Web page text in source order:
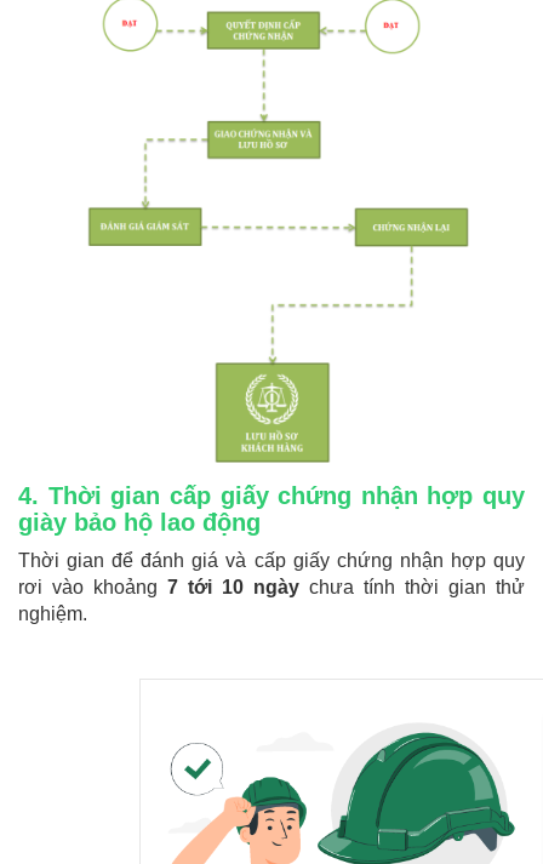
4. Thời gian cấp giấy chứng nhận hợp quy
giày bảo hộ lao động
Thời gian để đánh giá và cấp giấy chứng nhận hợp quy
rơi vào khoảng 7 tới 10 ngày chưa tính thời gian thử
nghiệm.